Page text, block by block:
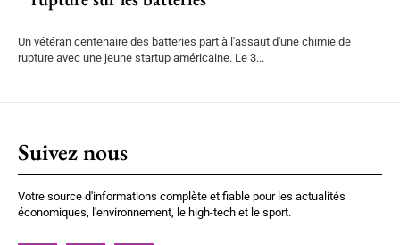
Un vétéran centenaire des batteries part à l'assaut d'une chimie de
rupture avec une jeune startup américaine. Le 3...
Suivez nous
Votre source d'informations complète et fiable pour les actualités
économiques, l'environnement, le high-tech et le sport.